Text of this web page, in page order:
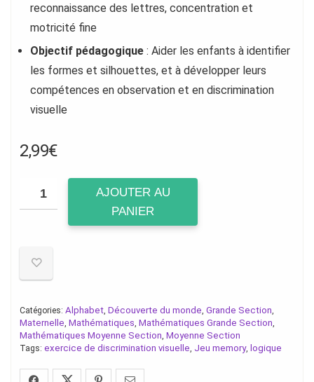
reconnaissance des lettres, concentration et
motricité fine
Objectif pédagogique : Aider les enfants à identifier
les formes et silhouettes, et à développer leurs
compétences en observation et en discrimination
visuelle
2,99€
AJOUTER AU
PANIER
Catégories: Alphabet, Découverte du monde, Grande Section,
Maternelle, Mathématiques, Mathématiques Grande Section,
Mathématiques Moyenne Section, Moyenne Section
Tags: exercice de discrimination visuelle, Jeu memory, logique